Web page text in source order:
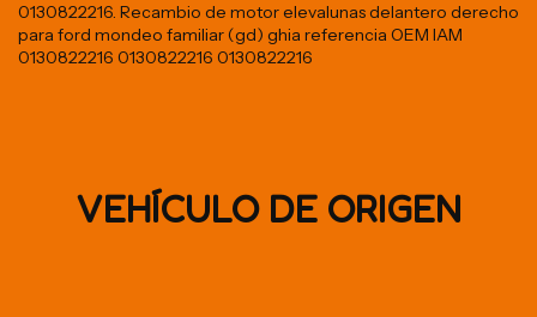
0130822216. Recambio de motor elevalunas delantero derecho
para ford mondeo familiar (gd) ghia referencia OEM IAM
0130822216 0130822216 0130822216
VEHÍCULO DE ORIGEN